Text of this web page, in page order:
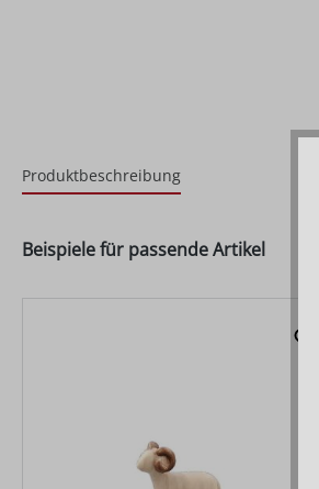
Produktbeschreibung
Beispiele für passende Artikel